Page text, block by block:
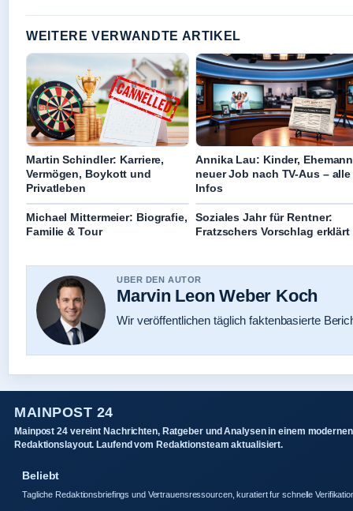
WEITERE VERWANDTE ARTIKEL
Martin Schindler: Karriere,
Vermögen, Boykott und
Privatleben
Annika Lau: Kinder,
neuer Job nach TV-Aus – alle
Infos
Michael Mittermeier: Biografie,
Familie & Tour
Soziales Jahr für Rentner:
Fratzschers Vorschlag erklärt
UBER DEN AUTOR
Marvin Leon Weber Koch
Wir veröffentlichen täglich faktenbasierte
MAINPOST 24
Mainpost 24 vereint Nachrichten, Ratgeber und Analysen in einem modernen
Redaktionslayout. Laufend vom Redaktionsteam aktualisiert.
Beliebt
Tagliche Redaktionsbriefings und Vertrauensressourcen, kuratiert fur schnelle